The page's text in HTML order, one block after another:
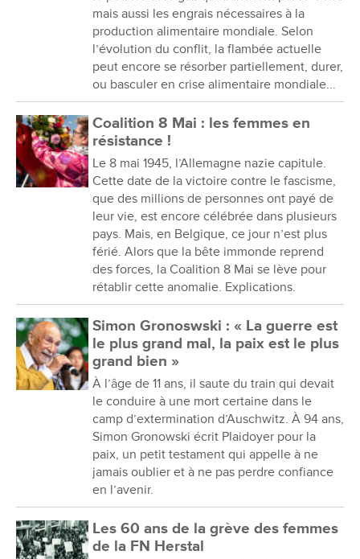
mais aussi les engrais nécessaires à la
production alimentaire mondiale. Selon
l’évolution du conflit, la flambée actuelle
peut encore se résorber partiellement, durer,
ou basculer en crise alimentaire mondiale...
Coalition 8 Mai : les femmes en
résistance !
Le 8 mai 1945, l’Allemagne nazie capitule.
Cette date de la victoire contre le fascisme,
que des millions de personnes ont payé de
leur vie, est encore célébrée dans plusieurs
pays. Mais, en Belgique, ce jour n’est plus
férié. Alors que la bête immonde reprend
des forces, la Coalition 8 Mai se lève pour
rétablir cette anomalie. Explications.
Simon Gronoswski : « La guerre est
le plus grand mal, la paix est le plus
grand bien »
À l’âge de 11 ans, il saute du train qui devait
le conduire à une mort certaine dans le
camp d’extermination d’Auschwitz. À 94 ans,
Simon Gronowski écrit Plaidoyer pour la
paix, un petit testament qui appelle à ne
jamais oublier et à ne pas perdre confiance
en l’avenir.
Les 60 ans de la grève des femmes
de la FN Herstal